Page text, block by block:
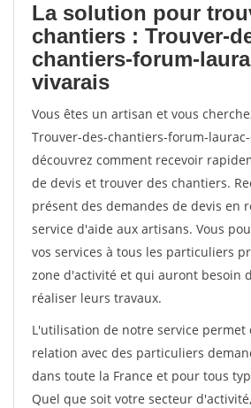
La solution pour
chantiers : Trouver-
chantiers-forum-
vivarais
Vous êtes un artisan et vous
Trouver-des-chantiers-forum-
découvrez comment recevoir
de devis et trouver des chantiers.
présent des demandes de devis en
service d'aide aux artisans. Vous
vos services à tous les particuliers
zone d'activité et qui auront besoin
réaliser leurs travaux.
L'utilisation de notre service permet
relation avec des particuliers
dans toute la France et pour tous
Quel que soit votre secteur